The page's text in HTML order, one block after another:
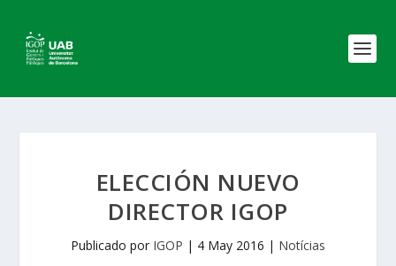
ELECCIÓN NUEVO
DIRECTOR IGOP
Publicado por IGOP | 4 May 2016 | Notícias